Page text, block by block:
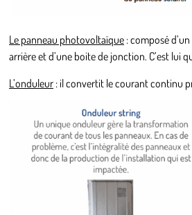
Le panneau photovoltaïque : composé
arrière et d’une boite de jonction. C’est
L’onduleur : il convertit le courant continu